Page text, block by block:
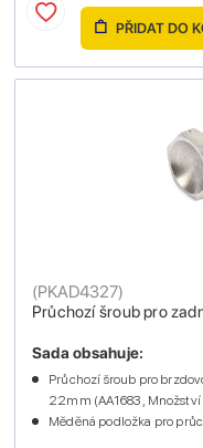
PŘIDAT DO
Průchozí šroub pro
(PKAD4327)
Sada obsahuje:
Průchozí šroub pro
22mm (AA1683 , Množství
Měděná podložka pro